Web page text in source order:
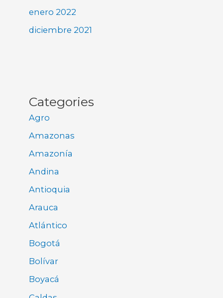
enero 2022
diciembre 2021
Categories
Agro
Amazonas
Amazonía
Andina
Antioquia
Arauca
Atlántico
Bogotá
Bolívar
Boyacá